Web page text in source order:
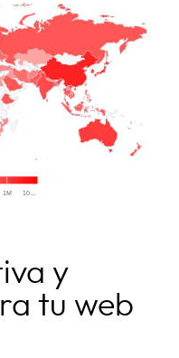
y
tu web